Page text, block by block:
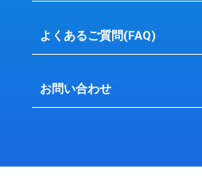
よくあるご質問(FAQ)
お問い合わせ